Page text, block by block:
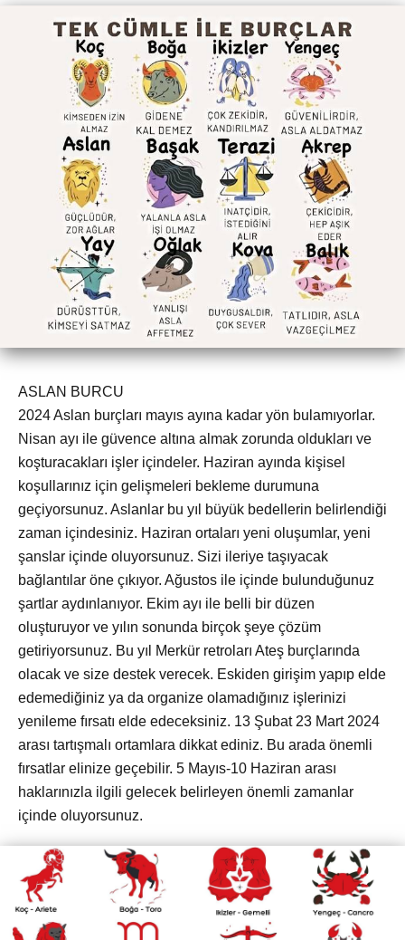
ASLAN BURCU
2024 Aslan burçları mayıs ayına kadar yön bulamıyorlar.
Nisan ayı ile güvence altına almak zorunda oldukları ve
koşturacakları işler içindeler. Haziran ayında kişisel
koşullarınız için gelişmeleri bekleme durumuna
geçiyorsunuz. Aslanlar bu yıl büyük bedellerin belirlendiği
zaman içindesiniz. Haziran ortaları yeni oluşumlar, yeni
şanslar içinde oluyorsunuz. Sizi ileriye taşıyacak
bağlantılar öne çıkıyor. Ağustos ile içinde bulunduğunuz
şartlar aydınlanıyor. Ekim ayı ile belli bir düzen
oluşturuyor ve yılın sonunda birçok şeye çözüm
getiriyorsunuz. Bu yıl Merkür retroları Ateş burçlarında
olacak ve size destek verecek. Eskiden girişim yapıp elde
edemediğiniz ya da organize olamadığınız işlerinizi
yenileme fırsatı elde edeceksiniz. 13 Şubat 23 Mart 2024
arası tartışmalı ortamlara dikkat ediniz. Bu arada önemli
fırsatlar elinize geçebilir. 5 Mayıs-10 Haziran arası
haklarınızla ilgili gelecek belirleyen önemli zamanlar
içinde oluyorsunuz.